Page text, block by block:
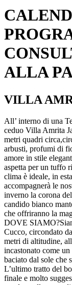
ALLA
VILLA
All’ interno di una
ceduo Villa Amrita
metri quadri
arbusti, profumi di
amore in stile
aspetta per un tuffo
clima è ideale, in
accompagnerà le
inverno la corona
candido bianco
che offriranno la
DOVE
Cucco, circondato
metri di altitudine,
incastonato come
baciato dal sole che
L’ultimo tratto del
finale e molto